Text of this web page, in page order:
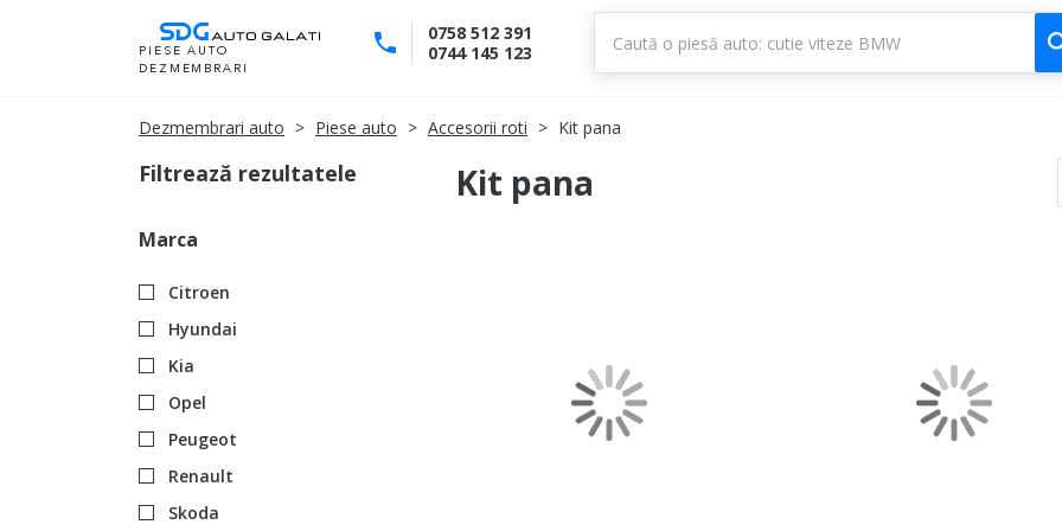
Skip
to
PIESE AUTO
DEZMEMBRARI
0758 512 391
0744 145 123
Dezmembrari auto Piese auto Accesorii roti Kit pana
Filtrează rezultatele
Marca
Citroen
Hyundai
Kia
Opel
Peugeot
Renault
Skoda
Kit pana